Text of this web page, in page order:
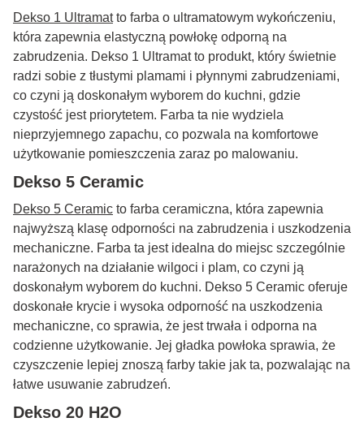
Dekso 1 Ultramatto farba o ultramatowym wykończeniu,
która zapewnia elastyczną powłokę odporną na
zabrudzenia. Dekso 1 Ultramat to produkt, który świetnie
radzi sobie z tłustymi plamami i płynnymi zabrudzeniami,
co czyni ją doskonałym wyborem do kuchni, gdzie
czystość jest priorytetem. Farba ta nie wydziela
nieprzyjemnego zapachu, co pozwala na komfortowe
użytkowanie pomieszczenia zaraz po malowaniu.
Dekso 5 Ceramic
Dekso 5 Ceramic to farba ceramiczna, która zapewnia
najwyższą klasę odporności na zabrudzenia i uszkodzenia
mechaniczne. Farba ta jest idealna do miejsc szczególnie
narażonych na działanie wilgoci i plam, co czyni ją
doskonałym wyborem do kuchni. Dekso 5 Ceramic oferuje
doskonałe krycie i wysoka odporność na uszkodzenia
mechaniczne, co sprawia, że jest trwała i odporna na
codzienne użytkowanie. Jej gładka powłoka sprawia, że
czyszczenie lepiej znoszą farby takie jak ta, pozwalając na
łatwe usuwanie zabrudzeń.
Dekso 20 H2O